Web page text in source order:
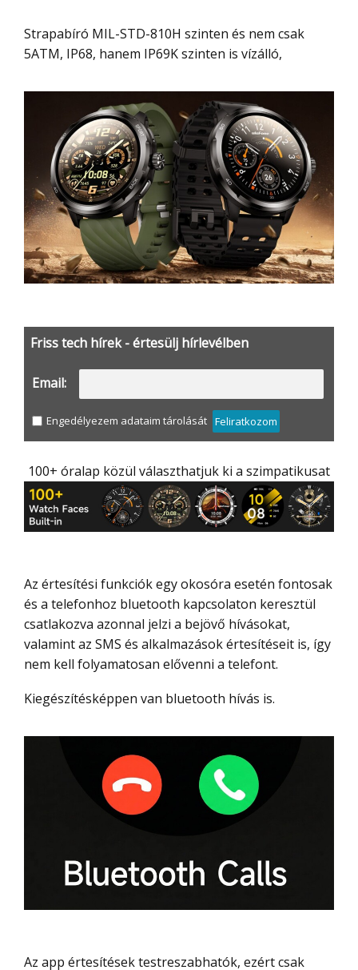
Strapabíró MIL-STD-810H szinten és nem csak
5ATM, IP68, hanem IP69K szinten is vízálló,
Friss tech hírek - értesülj hírlevélben
Email:
Engedélyezem adataim tárolását Feliratkozom
100+ óralap közül választhatjuk ki a szimpatikusat
Az értesítési funkciók egy okosóra esetén fontosak
és a telefonhoz bluetooth kapcsolaton keresztül
csatlakozva azonnal jelzi a bejövő hívásokat,
valamint az SMS és alkalmazások értesítéseit is, így
nem kell folyamatosan elővenni a telefont.
Kiegészítésképpen van bluetooth hívás is.
Az app értesítések testreszabhatók, ezért csak